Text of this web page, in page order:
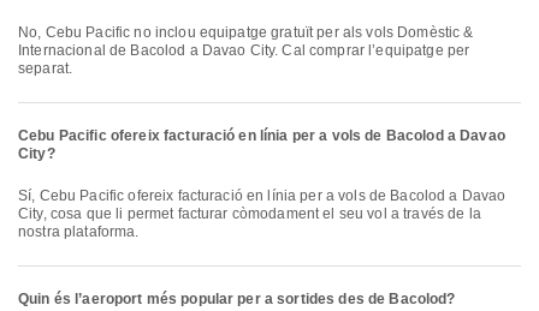
No, Cebu Pacific no inclou equipatge gratuït per als vols Domèstic &
Internacional de Bacolod a Davao City. Cal comprar l’equipatge per
separat.
Cebu Pacific ofereix facturació en línia per a vols de Bacolod a Davao
City?
Sí, Cebu Pacific ofereix facturació en línia per a vols de Bacolod a Davao
City, cosa que li permet facturar còmodament el seu vol a través de la
nostra plataforma.
Quin és l’aeroport més popular per a sortides des de Bacolod?